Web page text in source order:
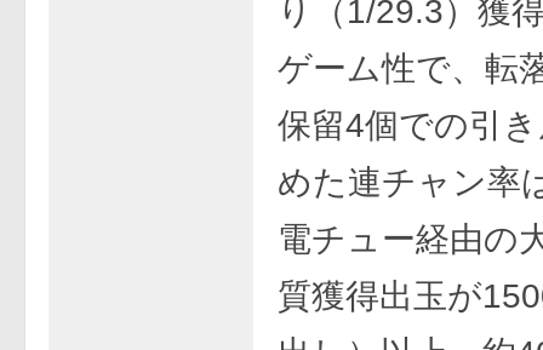
り（1/29.3）獲
ゲーム性で、転
保留4個での引
めた連チャン率
電チュー経由の
質獲得出玉が